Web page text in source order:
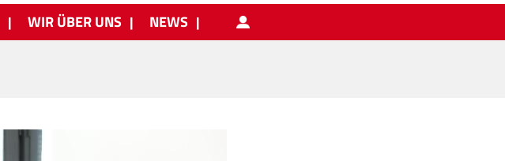
WIR ÜBER UNS NEWS